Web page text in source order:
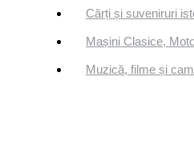
Cărți și suveniruri
Mașini Clasice,
Muzică, filme și